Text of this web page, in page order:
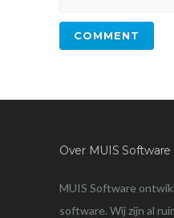
Over MUIS Software
MUIS Software
software. Wij zijn al